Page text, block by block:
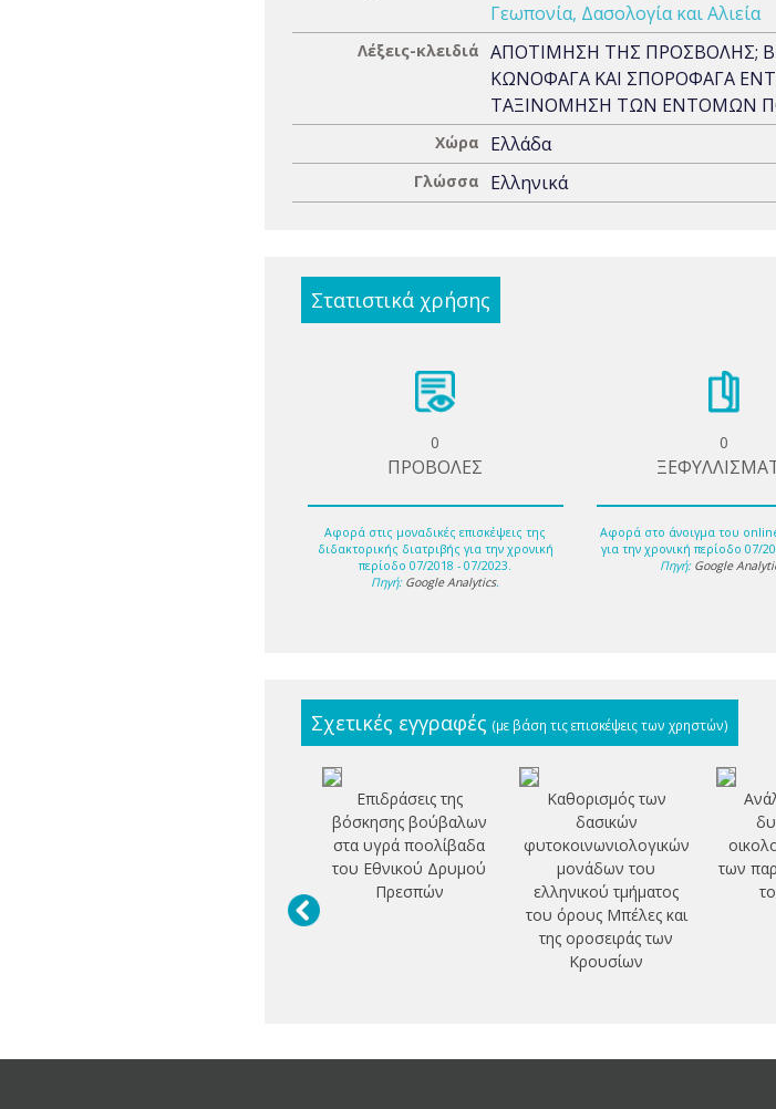
Γεωπονία, Δασολογία και Αλιεία
Λέξεις-κλειδιά ΑΠΟΤΙΜΗΣΗ ΤΗΣ ΠΡΟΣΒΟΛΗΣ;
ΚΩΝΟΦΑΓΑ ΚΑΙ ΣΠΟΡΟΦΑΓΑ
ΤΑΞΙΝΟΜΗΣΗ ΤΩΝ ΕΝΤΟΜΩΝ
Χώρα Ελλάδα
Γλώσσα Ελληνικά
Στατιστικά χρήσης
0
ΠΡΟΒΟΛΕΣ
Αφορά στις μοναδικές επισκέψεις της
διδακτορικής διατριβής για την χρονική
περίοδο 07/2018 - 07/2023.
Πηγή: Google Analytics.
0
Αφορά στο άνοιγμα του
για την χρονική περίοδο 07/
Πηγή: Google
Σχετικές εγγραφές (με βάση τις επισκέψεις των χρηστών)
Επιδράσεις της
βόσκησης βούβαλων
στα υγρά ποολίβαδα
του Εθνικού Δρυμού
Πρεσπών
Καθορισμός των
δασικών
φυτοκοινωνιολογικών
μονάδων του
ελληνικού τμήματος
του όρους Μπέλες και
της οροσειράς των
Κρουσίων
των